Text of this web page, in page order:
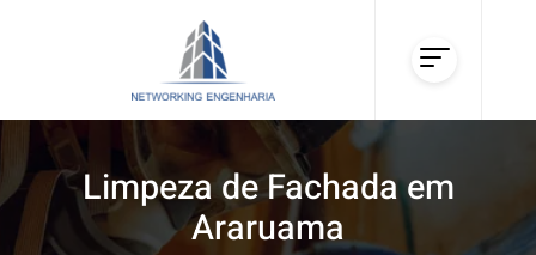
Limpeza de Fachada em
Araruama